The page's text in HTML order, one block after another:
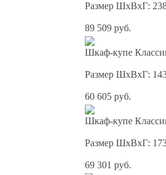
Размер ШхВхГ:
89 509 руб.
Шкаф-купе
Размер ШхВхГ:
60 605 руб.
Шкаф-купе
Размер ШхВхГ:
69 301 руб.